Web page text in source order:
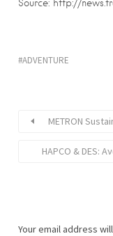
Source: http://
ADVENTURE
METRON
HAPCO & DES:
Your email address